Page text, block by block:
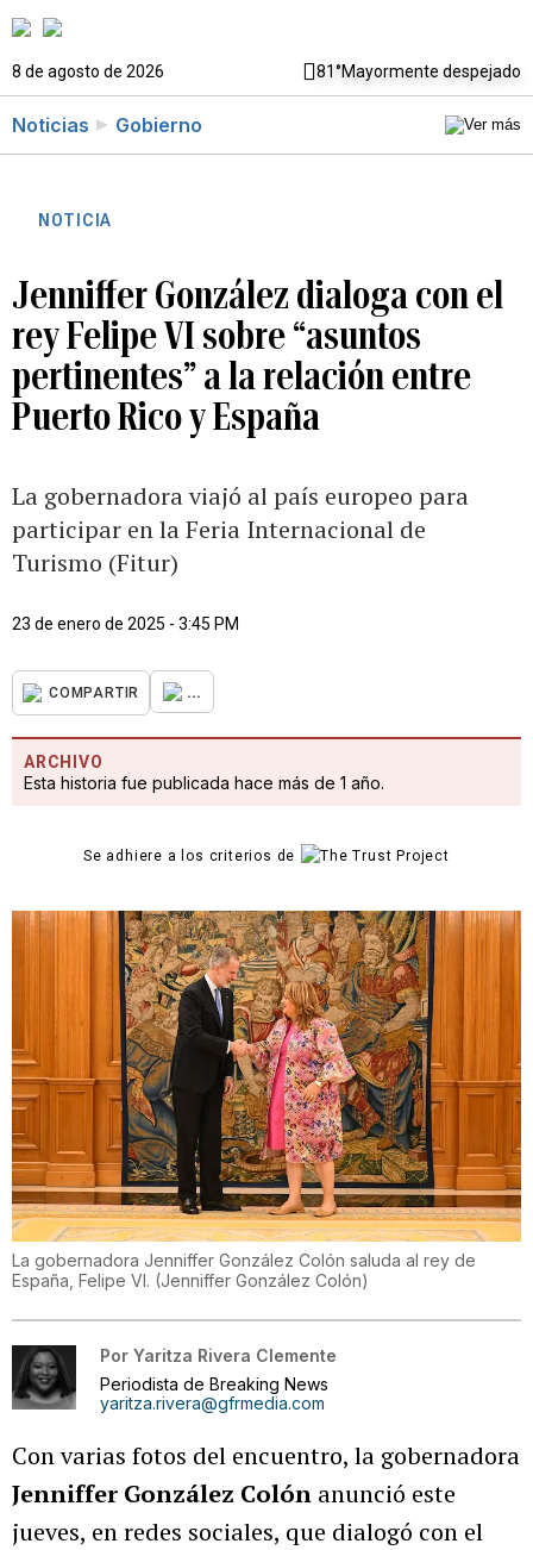
8 de agosto de 2026 81°Mayormente despejado
Noticias Gobierno
NOTICIA
Jenniffer González dialoga con el
rey Felipe VI sobre “asuntos
pertinentes” a la relación entre
Puerto Rico y España
La gobernadora viajó al país europeo para
participar en la Feria Internacional de
Turismo (Fitur)
23 de enero de 2025 - 3:45 PM
COMPARTIR ...
ARCHIVO
Esta historia fue publicada hace más de 1 año.
Se adhiere a los criterios de
La gobernadora Jenniffer González Colón saluda al rey de
España, Felipe VI. (Jenniffer González Colón)
Por Yaritza Rivera Clemente
Periodista de Breaking News
yaritza.rivera@gfrmedia.com
Con varias fotos del encuentro, la gobernadora
Jenniffer González Colón anunció este
jueves, en redes sociales, que dialogó con el